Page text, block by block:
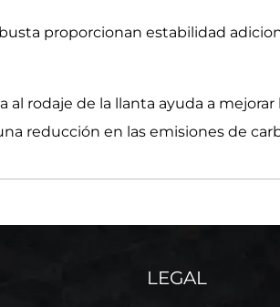
proporcionan estabilidad
rodaje de la llanta ayuda a
reducción en las emisiones de
LEGAL